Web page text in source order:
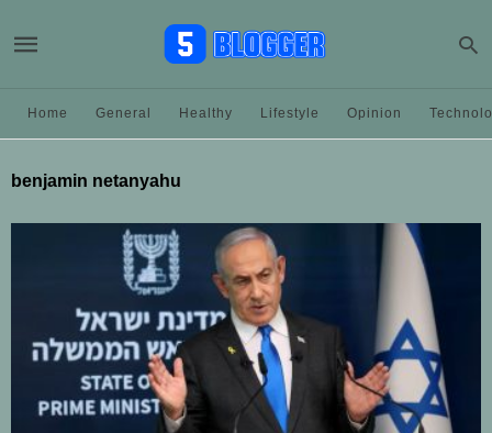
Home General Healthy Lifestyle Opinion
benjamin netanyahu